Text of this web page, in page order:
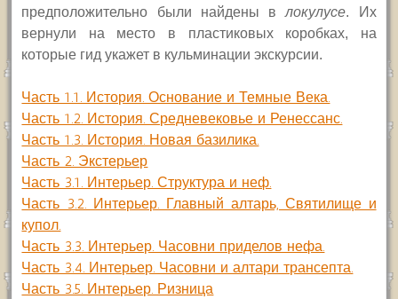
предположительно были найдены влокулусе. Их
вернули на место в пластиковых коробках, на
которые гид укажет в кульминации экскурсии.
Часть 1.1. История. Основание и Темные Века.
Часть 1.2. История. Средневековье и Ренессанс.
Часть 1.3. История. Новая базилика.
Часть 2. Экстерьер
Часть 3.1. Интерьер. Структура и неф.
Часть 3.2. Интерьер. Главный алтарь, Святилище и
купол.
Часть 3.3. Интерьер. Часовни приделов нефа.
Часть 3.4. Интерьер. Часовни и алтари трансепта.
Часть 3.5. Интерьер. Ризница